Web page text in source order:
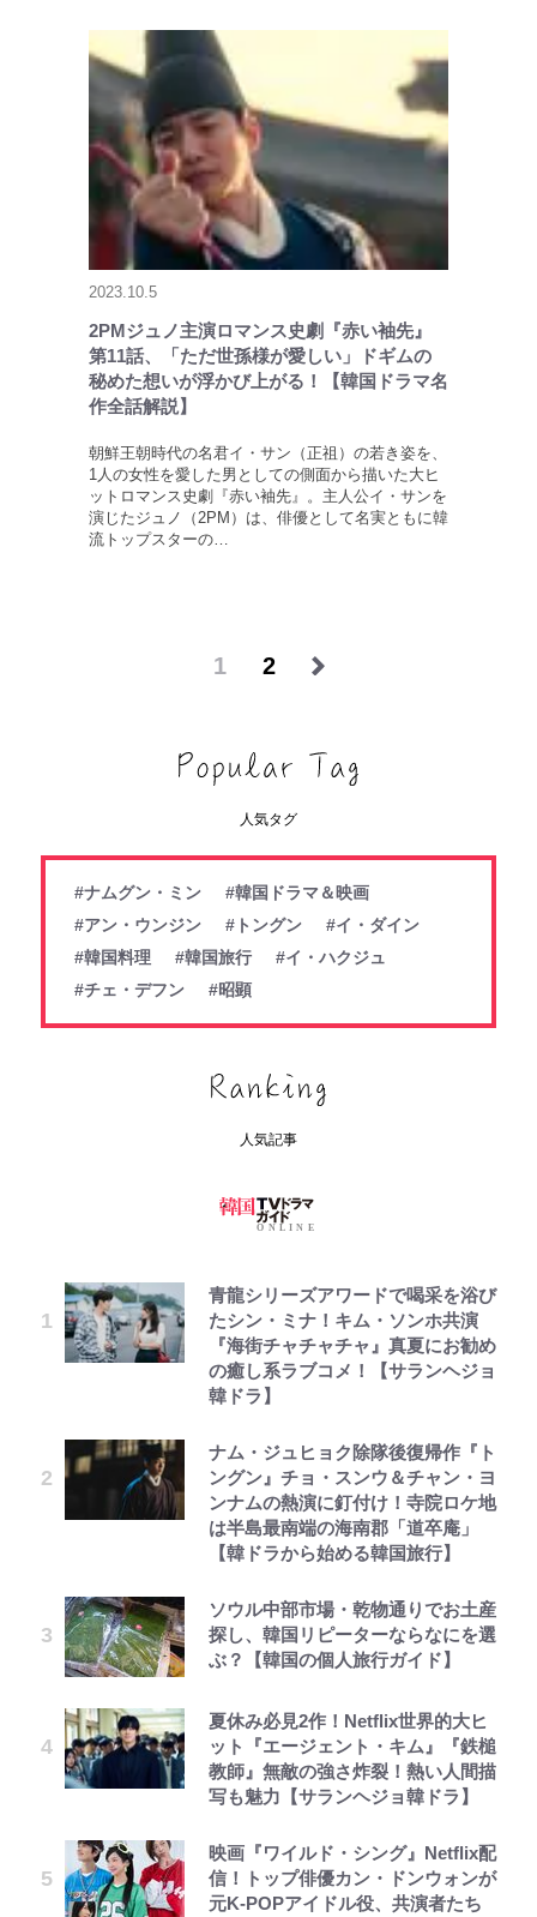
2023.10.5
2PMジュノ主演ロマンス史劇『赤い袖先』
第11話、「ただ世孫様が愛しい」ドギムの
秘めた想いが浮かび上がる！【韓国ドラマ名
作全話解説】
朝鮮王朝時代の名君イ・サン（正祖）の若き姿を、
1人の女性を愛した男としての側面から描いた大ヒ
ットロマンス史劇『赤い袖先』。主人公イ・サンを
演じたジュノ（2PM）は、俳優として名実ともに韓
流トップスターの…
1 2
人気タグ
#ナムグン・ミン
#韓国ドラマ＆映画
#アン・ウンジン
#トングン
#イ・ダイン
#韓国料理
#韓国旅行
#イ・ハクジュ
#チェ・デフン
#昭顕
人気記事
青龍シリーズアワードで喝采を浴び
たシン・ミナ！キム・ソンホ共演
『海街チャチャチャ』真夏にお勧め
の癒し系ラブコメ！【サランヘジョ
韓ドラ】
ナム・ジュヒョク除隊後復帰作『ト
ングン』チョ・スンウ＆チャン・ヨ
ンナムの熱演に釘付け！寺院ロケ地
は半島最南端の海南郡「道卒庵」
【韓ドラから始める韓国旅行】
ソウル中部市場・乾物通りでお土産
探し、韓国リピーターならなにを選
ぶ？【韓国の個人旅行ガイド】
夏休み必見2作！Netflix世界的大ヒ
ット『エージェント・キム』『鉄槌
教師』無敵の強さ炸裂！熱い人間描
写も魅力【サランヘジョ韓ドラ】
映画『ワイルド・シング』Netflix配
信！トップ俳優カン・ドンウォンが
元K-POPアイドル役、共演者たち